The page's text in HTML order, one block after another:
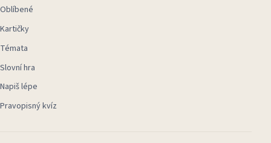
Oblíbené
Kartičky
Témata
Slovní hra
Napiš lépe
Pravopisný kvíz